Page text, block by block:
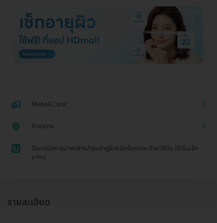
Mebell​ Clinic
ห้วยขวาง
1
ใช้เทคนิคการนำพาสารบำรุงเข้าสู่ผิวหนังชั้นกลาง ด้วยวิธีฉีด ใช้เข็มเล็ก
มากๆ
รายละเอียด